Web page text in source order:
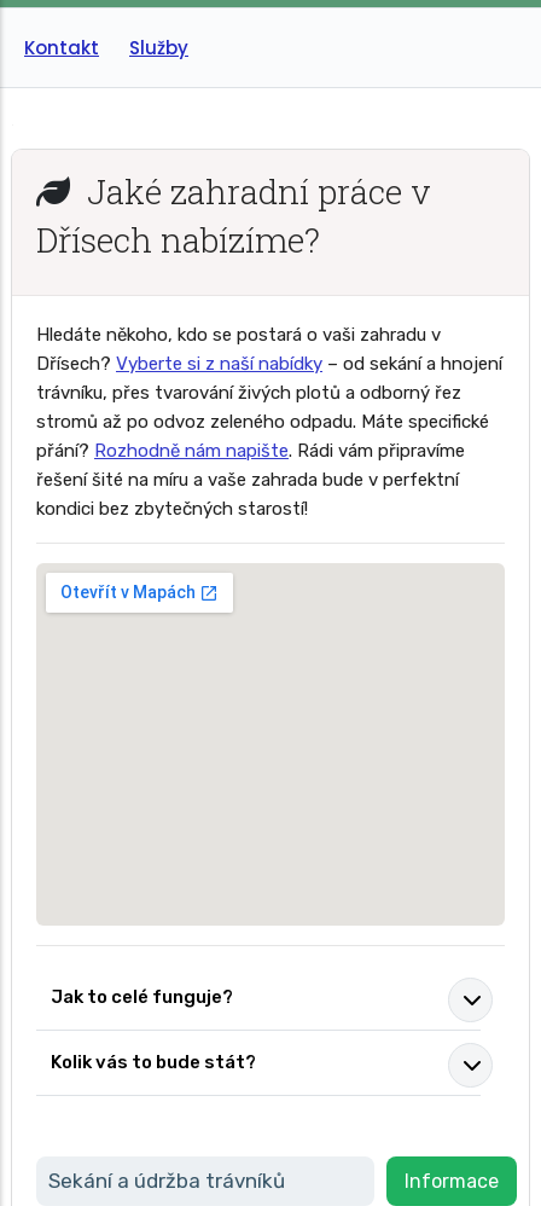
Kontakt Služby
Jaké zahradní práce v
Dřísech nabízíme?
Hledáte někoho, kdo se postará o vaši zahradu v
Dřísech? Vyberte si z naší nabídky – od sekání a hnojení
trávníku, přes tvarování živých plotů a odborný řez
stromů až po odvoz zeleného odpadu. Máte specifické
přání? Rozhodně nám napište. Rádi vám připravíme
řešení šité na míru a vaše zahrada bude v perfektní
kondici bez zbytečných starostí!
Jak to celé funguje?
Kolik vás to bude stát?
Sekání a údržba trávníků Informace